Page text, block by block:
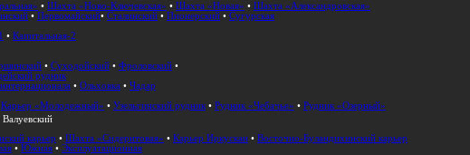
• Шахта «Ново-Ключевская» • Шахта «Новая» • Шахта «Александровская»
• Первомайский• Сталинский • Пионерский • Сугурская
• Капитальная-2
• Суходойский • Фроловский •
рудник
• Ольховка • Чадар
Карьер «Молодежный» • Узельгинский рудник • Рудник «Чебачье» • Рудник «Озерный»
Валуевский
карьер • Шахта «Сидеритовая» • Карьер Иркускан • Восточно-Буландихинский карьер
• Южная • Эксплуатационная